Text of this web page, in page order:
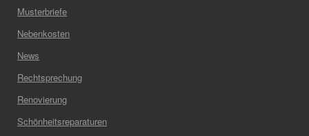
Musterbriefe
Nebenkosten
News
Rechtsprechung
Renovierung
Schönheitsreparaturen